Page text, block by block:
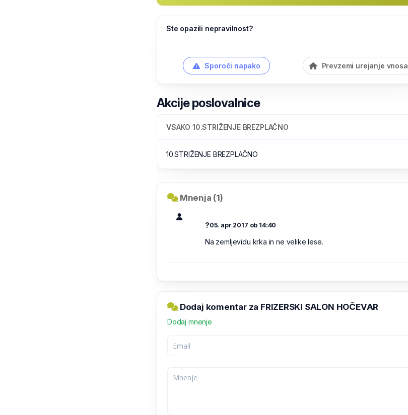
Ste opazili nepravilnost?
Sporoči napako Prevzemi urejanje vnosa
Akcije poslovalnice
VSAKO 10.STRIŽENJE BREZPLAČNO
10.STRIŽENJE BREZPLAČNO
Mnenja (1)
?05. apr 2017 ob 14:40
Na zemljevidu krka in ne velike lese.
Dodaj komentar za FRIZERSKI SALON HOČEVAR
Dodaj mnenje